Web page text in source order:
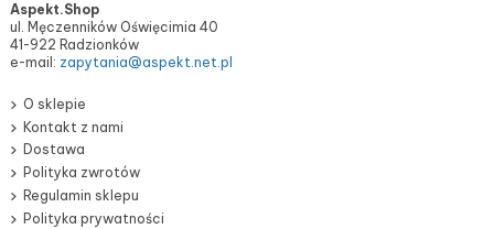
Aspekt.Shop
ul. Męczenników Oświęcimia 40
41-922 Radzionków
e-mail: zapytania@aspekt.net.pl
O sklepie
Kontakt z nami
Dostawa
Polityka zwrotów
Regulamin sklepu
Polityka prywatności